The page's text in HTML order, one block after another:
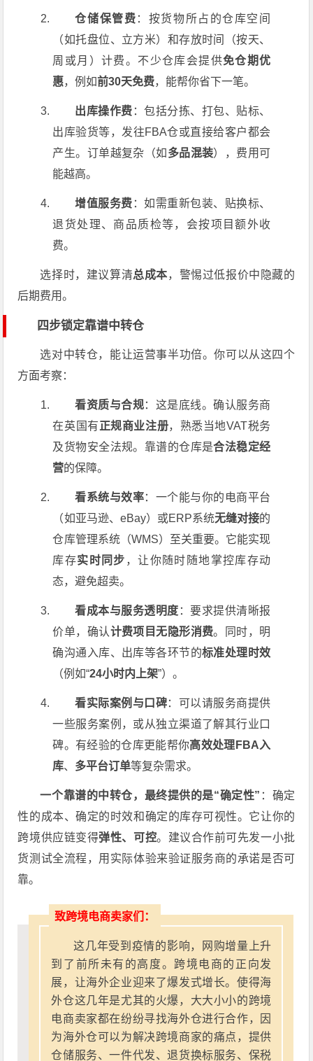
仓储保管费 ：按货物所占的仓库空间
（如托盘位、立方米）和存放时间（按天、
周或月）计费。不少仓库会提供免仓期优
惠，例如前30天免费，能帮你省下一笔。
出库操作费 ：包括分拣、打包、贴标、
出库验货等，发往FBA仓或直接给客户都会
产生。订单越复杂（如 多品混装），费用可
能越高。
增值服务费 ：如需重新包装、贴换标、
退货处理、商品质检等，会按项目额外收
费。
选择时，建议算清总成本，警惕过低报价中隐藏的
后期费用。
四步锁定靠谱中转仓
选对中转仓，能让运营事半功倍。你可以从这四个
方面考察：
看资质与合规：这是底线。确认服务商
在英国有正规商业注册，熟悉当地VAT税务
及货物安全法规。靠谱的仓库是合法稳定经
营的保障。
看系统与效率：一个能与你的电商平台
（如亚马逊、eBay）或ERP系统无缝对接的
仓库管理系统（WMS）至关重要。它能实现
库存实时同步 ，让你随时随地掌控库存动
态，避免超卖。
看成本与服务透明度 ：要求提供清晰报
价单，确认计费项目无隐形消费。同时，明
确沟通入库、出库等各环节的标准处理时效
（例如“24小时内上架”）。
看实际案例与口碑：可以请服务商提供
一些服务案例，或从独立渠道了解其行业口
碑。有经验的仓库更能帮你高效处理FBA入
库、 多平台订单等复杂需求。
一个靠谱的中转仓，最终提供的是“确定性” ：确定
性的成本、确定的时效和确定的库存可视性。它让你的
跨境供应链变得弹性、可控。建议合作前可先发一小批
货测试全流程，用实际体验来验证服务商的承诺是否可
靠。
致跨境电商卖家们：
这几年受到疫情的影响，网购增量上升
到了前所未有的高度。跨境电商的正向发
展，让海外企业迎来了爆发式增长。使得海
外仓这几年是尤其的火爆，大大小小的跨境
电商卖家都在纷纷寻找海外仓进行合作，因
为海外仓可以为解决跨境商家的痛点，提供
仓储服务、一件代发、退货换标服务、保税